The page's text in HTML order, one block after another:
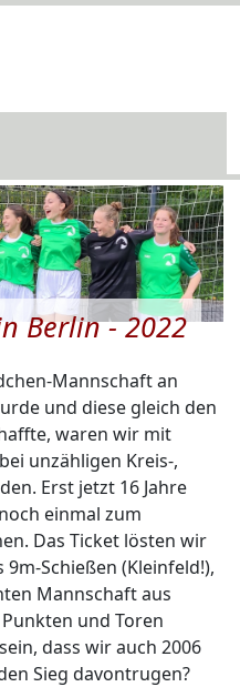
Berlin - 2022
Mannschaft an
und diese gleich den
waren wir mit
unzähligen Kreis-,
Erst jetzt 16 Jahre
einmal zum
Das Ticket lösten wir
Schießen (Kleinfeld!),
Mannschaft aus
und Toren
dass wir auch 2006
Sieg davontrugen?